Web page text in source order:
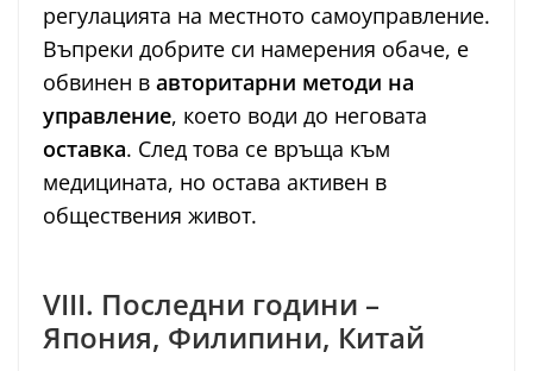
регулацията на местното самоуправление.
Въпреки добрите си намерения обаче, е
обвинен в авторитарни методи на
управление, което води до неговата
оставка. След това се връща към
медицината, но остава активен в
обществения живот.
VIII. Последни години –
Япония, Филипини, Китай